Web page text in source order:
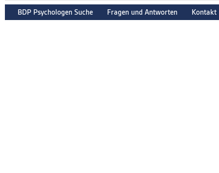
BDP Psychologen Suche Fragen und Antworten Kontakt